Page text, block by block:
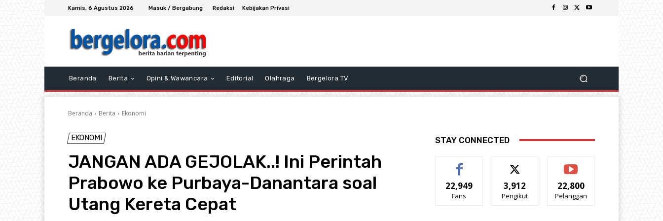
Kamis, 6 Agustus 2026 Masuk / Bergabung Redaksi Kebijakan Privasi
Beranda Berita Opini & Wawancara Editorial Olahraga Bergelora TV
Beranda Berita Ekonomi
EKONOMI
JANGAN ADA GEJOLAK..! Ini Perintah
Prabowo ke Purbaya-Danantara soal
Utang Kereta Cepat
STAY CONNECTED
22,949
Fans
3,912
Pengikut
22,800
Pelanggan